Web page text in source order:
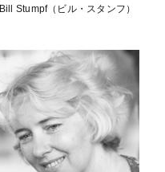
Bill Stumpf（ビル・スタンフ）